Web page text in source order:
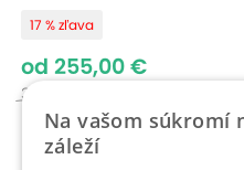
17 % zľava
od 255,00 €
300 - 400,00 €
Na vašom súkromí
záleží